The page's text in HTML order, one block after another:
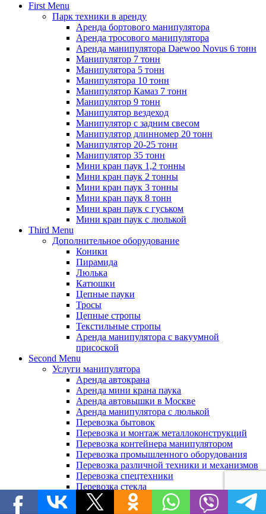
First Menu
Парк техники в аренду
Аренда бортового манипулятора
Аренда тросового манипулятора
Аренда манипулятора Daewoo Novus 6 тонн
Манипулятор 7 тонн
Манипулятора 5 тонн
Манипулятора 10 тонн
Манипулятор Камаз 7 тонн
Манипулятор 9 тонн
Манипулятор вездеход
Манипулятор с задним свесом
Манипулятор длинномер 20 тонн
Манипулятор 20-25 тонн
Манипулятор 35 тонн
Мини кран паук 1,2 тонны
Мини кран паук 2 тонны
Мини кран паук 3 тонны
Мини кран паук 8 тонн
Мини кран паук с гуськом
Мини кран паук с люлькой
Third Menu
Дополнительное оборудование
Коники
Пирамида
Люлька
Катюшки
Цепные пауки
Тросы
Цепные стропы
Текстильные стропы
Аренда манипулятора с вакуумной
присоской
Second Menu
Услуги манипулятора
Аренда автокрана
Аренда мини крана паука
Аренда автовышки в Москве
Аренда манипулятора с люлькой
Перевозка бытовок
Перевозка и монтаж металлоконструкций
Перевозка контейнера манипулятором
Перевозка промышленного оборудования
Перевозка различной техники и механизмов
Перевозка спецтехники
Перевозка стекла
Перевозка стройматериалов
Перевозка техники